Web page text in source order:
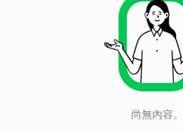
尚無內容。